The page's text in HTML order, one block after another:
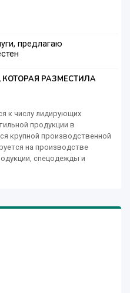
предлагаю
РАЗМЕСТИЛА
к числу лидирующих
продукции в
крупной производственной
на производстве
спецодежды и